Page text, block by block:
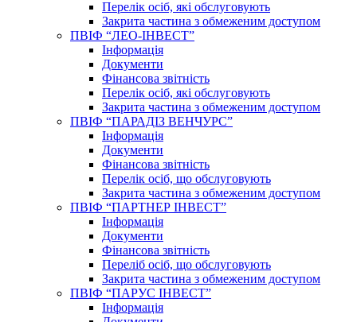
Перелік осіб, які обслуговують
Закрита частина з обмеженим доступом
ПВІФ “ЛЕО-ІНВЕСТ”
Інформація
Документи
Фінансова звітність
Перелік осіб, які обслуговують
Закрита частина з обмеженим доступом
ПВІФ “ПАРАДІЗ ВЕНЧУРС”
Інформація
Документи
Фінансова звітність
Перелік осіб, що обслуговують
Закрита частина з обмеженим доступом
ПВІФ “ПАРТНЕР ІНВЕСТ”
Інформація
Документи
Фінансова звітність
Переліб осіб, що обслуговують
Закрита частина з обмеженим доступом
ПВІФ “ПАРУС ІНВЕСТ”
Інформація